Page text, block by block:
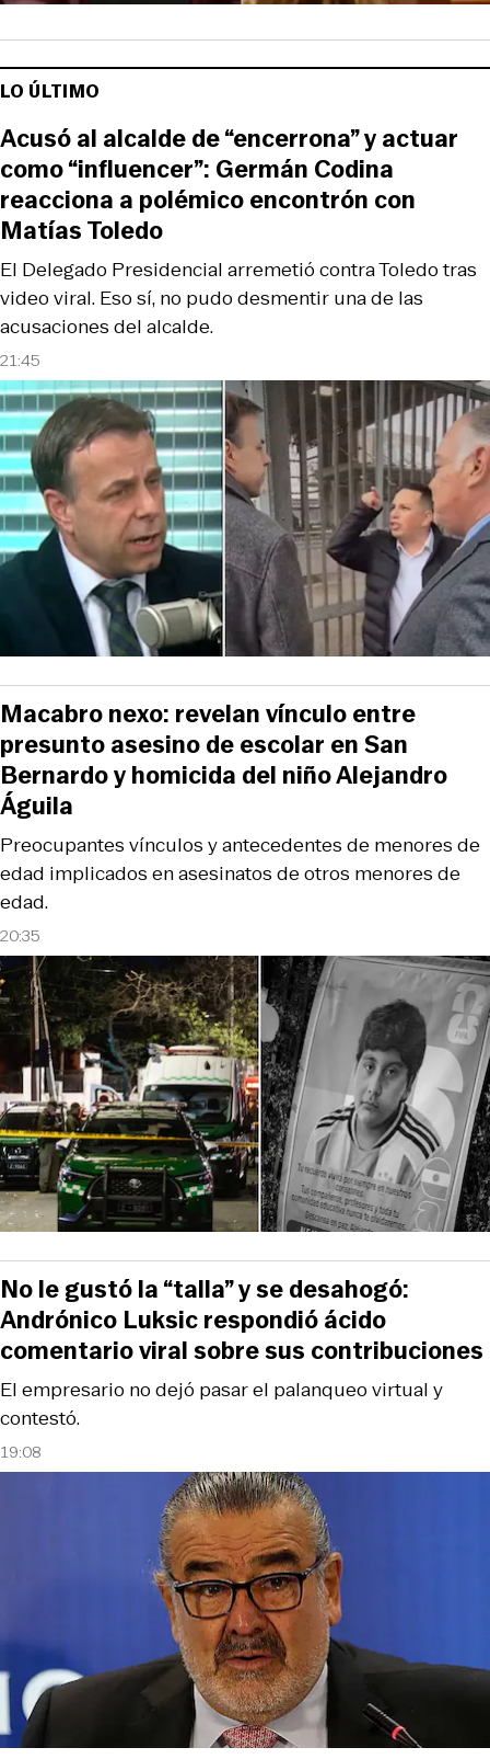
LO ÚLTIMO
21:45
El Delegado Presidencial arremetió contra Toledo tras
video viral. Eso sí, no pudo desmentir una de las
acusaciones del alcalde.
Acusó al alcalde de “encerrona” y actuar
como “influencer”: Germán Codina
reacciona a polémico encontrón con
Matías Toledo
20:35
Preocupantes vínculos y antecedentes de menores de
edad implicados en asesinatos de otros menores de
edad.
Macabro nexo: revelan vínculo entre
presunto asesino de escolar en San
Bernardo y homicida del niño Alejandro
Águila
19:08
El empresario no dejó pasar el palanqueo virtual y
contestó.
No le gustó la “talla” y se desahogó:
Andrónico Luksic respondió ácido
comentario viral sobre sus contribuciones